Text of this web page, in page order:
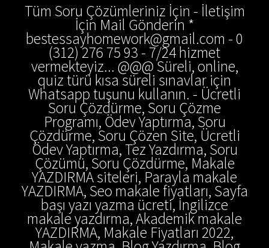
Tüm Soru Çözümleriniz İçin - İletişim
İçin Mail Gönderin *
bestessayhomework@gmail.com - 0
(312) 276 75 93 - 7/24 hizmet
vermekteyiz... @@@ Süreli, online,
quiz türü kısa süreli sınavlar için
Whatsapp tuşunu kullanın. - Ücretli
Soru Çözdürme, Soru Çözme
Programı, Ödev Yaptırma, Soru
Çözdürme, Soru Çözen Site, Ücretli
Ödev Yaptırma, Tez Yazdırma, Soru
Çözümü, Soru Çözdürme, Makale
YAZDIRMA siteleri, Parayla makale
YAZDIRMA, Seo makale fiyatları, Sayfa
başı yazı yazma ücreti, İngilizce
makale yazdırma, Akademik makale
YAZDIRMA, Makale Fiyatları 2022,